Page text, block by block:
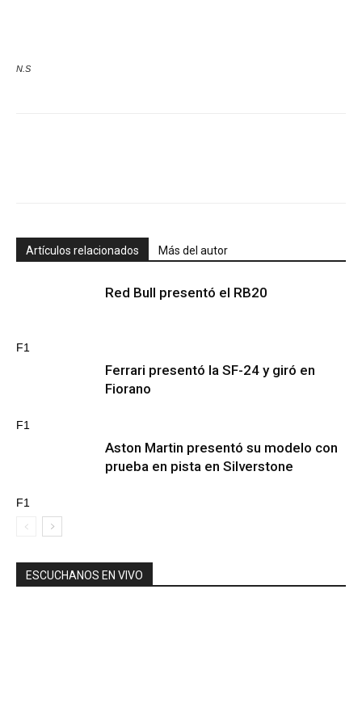
N.S
Artículos relacionados Más del autor
F1
Red Bull presentó el RB20
F1
Ferrari presentó la SF-24 y giró en
Fiorano
F1
Aston Martin presentó su modelo con
prueba en pista en Silverstone
ESCUCHANOS EN VIVO